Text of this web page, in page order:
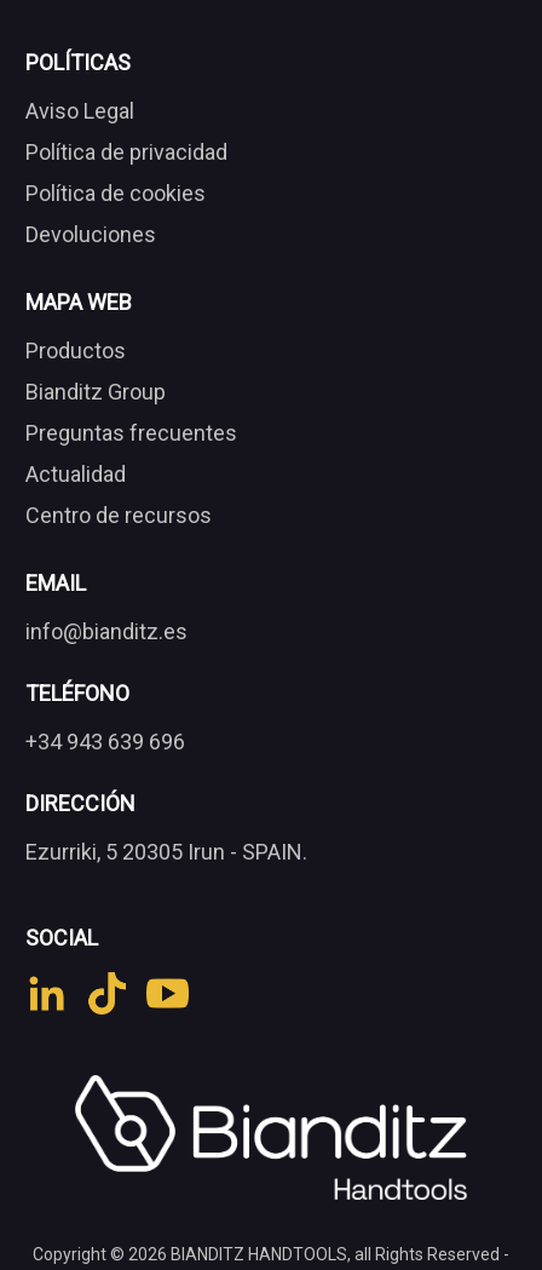
POLÍTICAS
Aviso Legal
Política de privacidad
Política de cookies
Devoluciones
MAPA WEB
Productos
Bianditz Group
Preguntas frecuentes
Actualidad
Centro de recursos
EMAIL
info@bianditz.es
TELÉFONO
+34 943 639 696
DIRECCIÓN
Ezurriki, 5 20305 Irun - SPAIN.
SOCIAL
Copyright © 2026 BIANDITZ HANDTOOLS, all Rights Reserved -